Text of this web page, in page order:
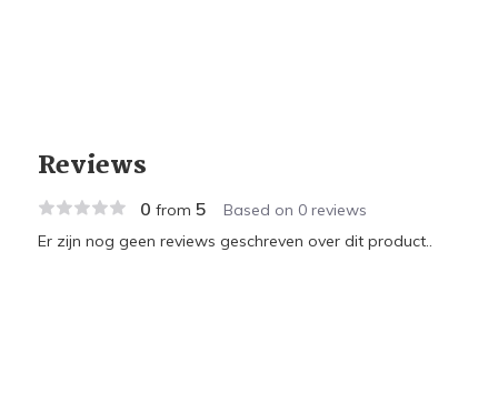
Reviews
0 from 5
Based on 0 reviews
Er zijn nog geen reviews geschreven over dit product..